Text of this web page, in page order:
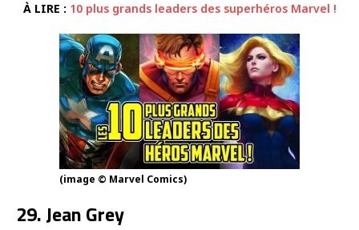
À LIRE : 10 plus grands leaders des superhéros Marvel !
(image © Marvel Comics)
29. Jean Grey